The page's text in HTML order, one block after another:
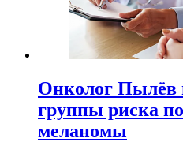
Онколог Пылёв
группы риска
меланомы